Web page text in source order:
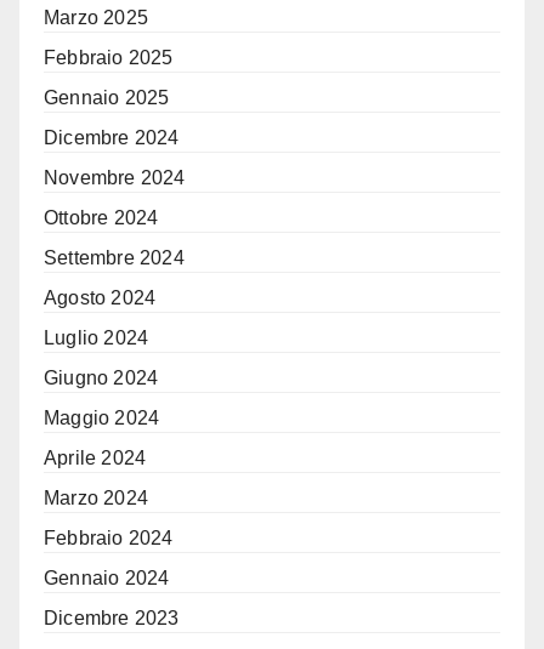
Marzo 2025
Febbraio 2025
Gennaio 2025
Dicembre 2024
Novembre 2024
Ottobre 2024
Settembre 2024
Agosto 2024
Luglio 2024
Giugno 2024
Maggio 2024
Aprile 2024
Marzo 2024
Febbraio 2024
Gennaio 2024
Dicembre 2023